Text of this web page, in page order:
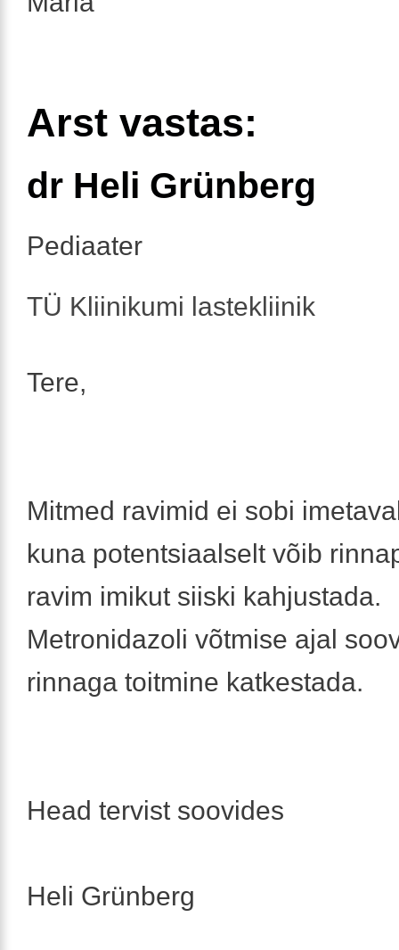
Arst vastas:
dr Heli Grünberg
Pediaater
TÜ Kliinikumi lastekliinik
Tere,
Mitmed ravimid ei sobi
kuna potentsiaalselt võib
ravim imikut siiski kahjustada.
Metronidazoli võtmise ajal
rinnaga toitmine katkestada.
Head tervist soovides
Heli Grünberg